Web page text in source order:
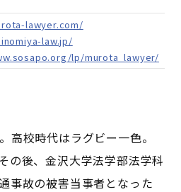
lawyer.com/
law.jp/
lp/murota_lawyer/
高校時代はラグビー一色。
の後、金沢大学法学部法学科
事故の被害当事者となった